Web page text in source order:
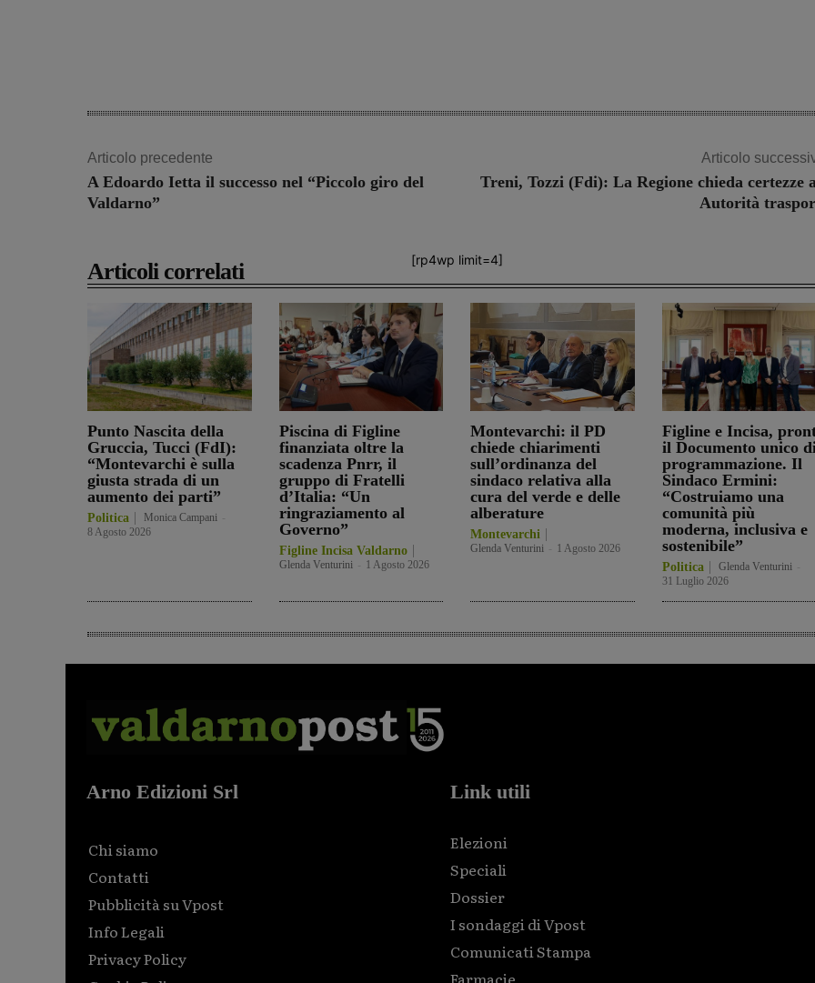
Articolo precedente
A Edoardo Ietta il successo nel “Piccolo giro del
Valdarno”
Articolo
Treni, Tozzi (Fdi): La Regione chieda certezze
Autorità
[rp4wp limit=4]
Articoli correlati
Punto Nascita della
Gruccia, Tucci (FdI):
“Montevarchi è sulla
giusta strada di un
aumento dei parti”
Politica Monica Campani
8 Agosto 2026
Piscina di Figline
finanziata oltre la
scadenza Pnrr, il
gruppo di Fratelli
d’Italia: “Un
ringraziamento al
Governo”
Figline Incisa Valdarno
Glenda Venturini 1 Agosto 2026
Montevarchi: il PD
chiede chiarimenti
sull’ordinanza del
sindaco relativa alla
cura del verde e delle
alberature
Montevarchi
Glenda Venturini 1 Agosto 2026
Figline e Incisa,
il Documento unico
programmazione. Il
Sindaco Ermini:
“Costruiamo una
comunità più
moderna, inclusiva e
sostenibile”
Politica Glenda Venturini
31 Luglio 2026
Arno Edizioni Srl
Chi siamo
Contatti
Pubblicità su Vpost
Info Legali
Privacy Policy
Link utili
Elezioni
Speciali
Dossier
I sondaggi di Vpost
Comunicati Stampa